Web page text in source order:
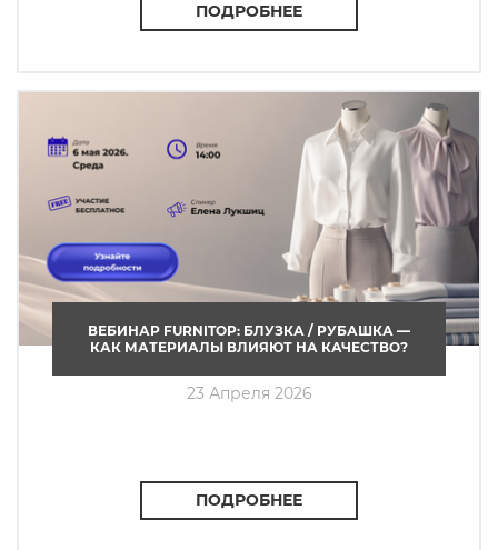
ПОДРОБНЕЕ
ВЕБИНАР FURNITOP: БЛУЗКА / РУБАШКА —
КАК МАТЕРИАЛЫ ВЛИЯЮТ НА КАЧЕСТВО?
23 Апреля 2026
ПОДРОБНЕЕ